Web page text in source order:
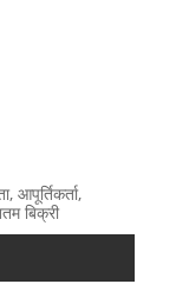
आपूर्तिकर्ता,
बिक्री